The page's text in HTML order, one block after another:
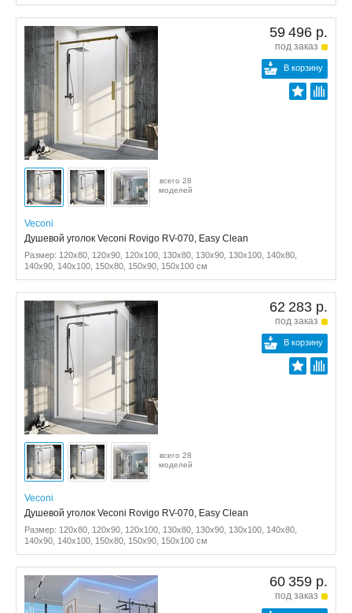
59 496 р.
под заказ
В корзину
всего 28
моделей
Veconi
Душевой уголок Veconi Rovigo RV-070, Easy Clean
Размер: 120x80, 120x90, 120x100, 130x80, 130x90, 130x100, 140x80,
140x90, 140x100, 150x80, 150x90, 150x100 см
62 283 р.
под заказ
В корзину
всего 28
моделей
Veconi
Душевой уголок Veconi Rovigo RV-070, Easy Clean
Размер: 120x80, 120x90, 120x100, 130x80, 130x90, 130x100, 140x80,
140x90, 140x100, 150x80, 150x90, 150x100 см
60 359 р.
под заказ